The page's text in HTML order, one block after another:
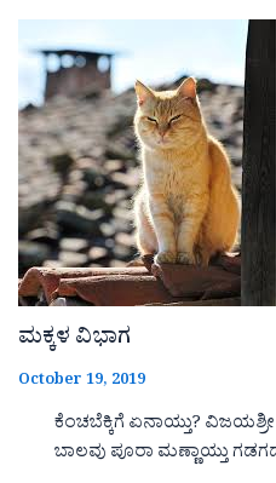
ಮಕ್ಕಳ ವಿಭಾಗ
October 19, 2019
ಕೆಂಚಬೆಕ್ಕಿಗೆ ಏನಾಯ್ತು?
ಬಾಲವು ಪೂರಾ ಮಣ್ಣಾಯ್ತು